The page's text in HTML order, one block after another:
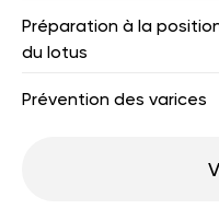
Préparation à la
du lotus
Prévention des varices